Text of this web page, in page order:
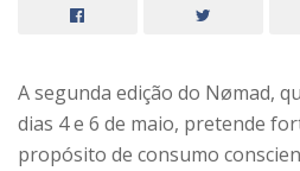
A segunda edição do Nømad,
dias 4 e 6 de maio, pretende
propósito de consumo